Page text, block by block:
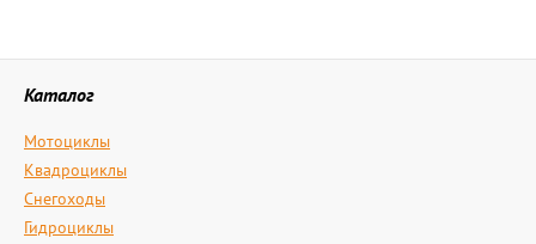
Каталог
Мотоциклы
Квадроциклы
Снегоходы
Гидроциклы